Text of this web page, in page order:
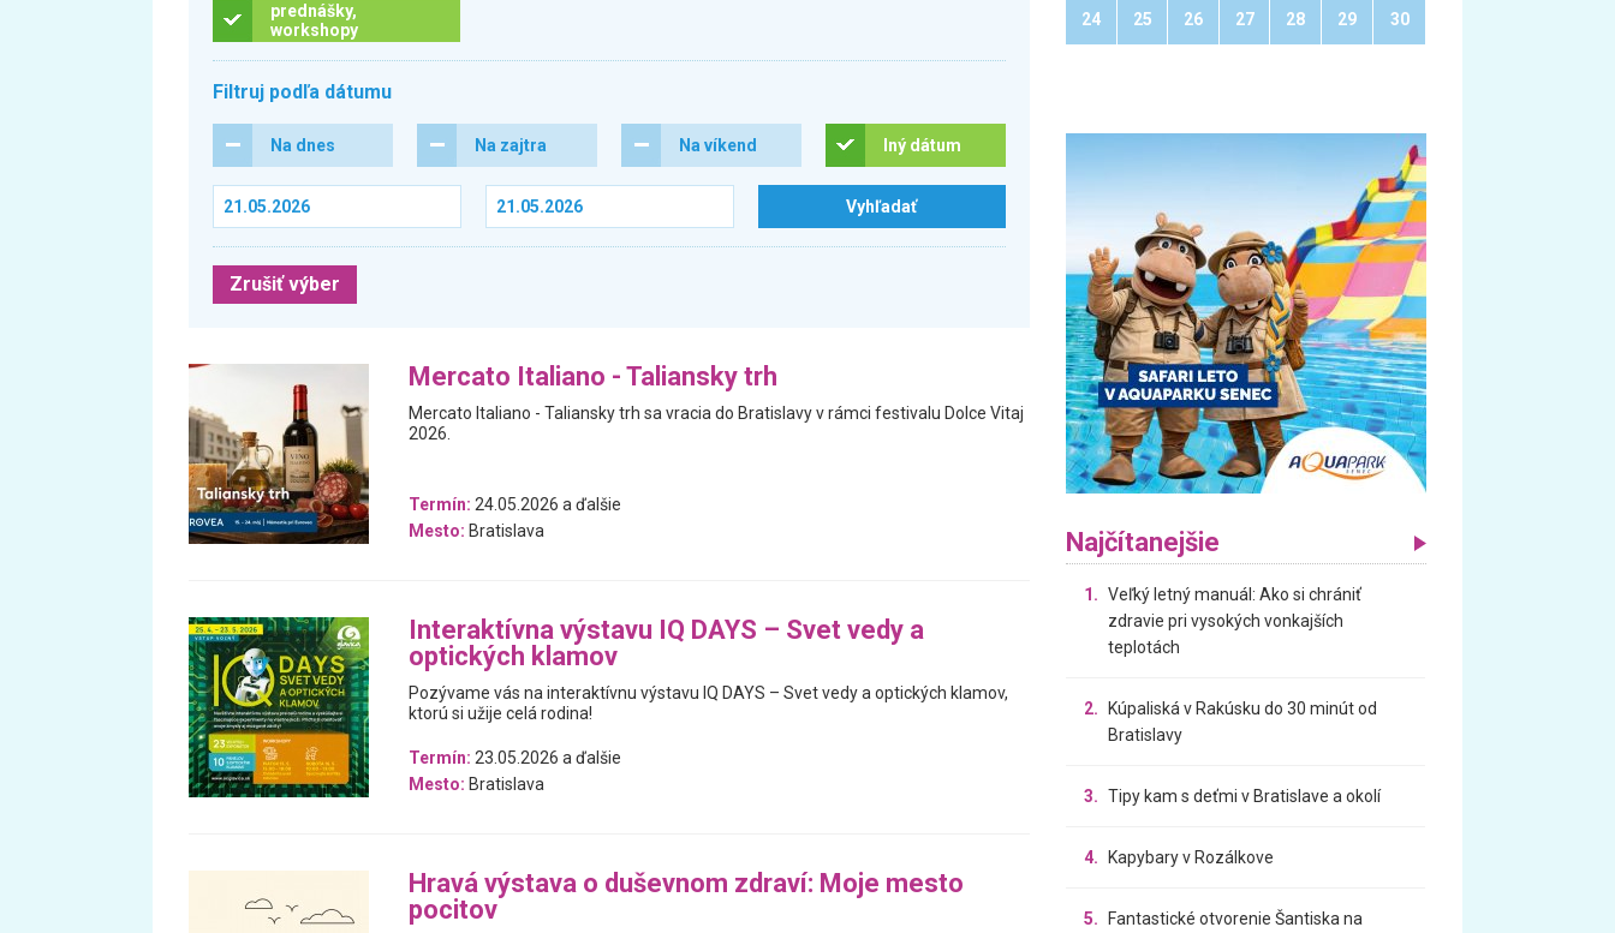
prednášky,
workshopy
Filtruj podľa dátumu
Na dnes Na zajtra Na víkend Iný dátum
Zrušiť výber
Mercato Italiano - Taliansky trh
Mercato Italiano - Taliansky trh sa vracia do Bratislavy v rámci festivalu Dolce Vitaj
2026.
Termín: 24.05.2026 a ďalšie
Mesto: Bratislava
Interaktívna výstavu IQ DAYS – Svet vedy a
optických klamov
Pozývame vás na interaktívnu výstavu IQ DAYS – Svet vedy a optických klamov,
ktorú si užije celá rodina!
Termín: 23.05.2026 a ďalšie
Mesto: Bratislava
Hravá výstava o duševnom zdraví: Moje mesto
pocitov
24 25 26 27 28 29 30
Najčítanejšie
1. Veľký letný manuál: Ako si chrániť
zdravie pri vysokých vonkajších
teplotách
2.
Kúpaliská v Rakúsku do 30 minút od
Bratislavy
3. Tipy kam s deťmi v Bratislave a okolí
4. Kapybary v Rozálkove
5.
Fantastické otvorenie Šantiska na